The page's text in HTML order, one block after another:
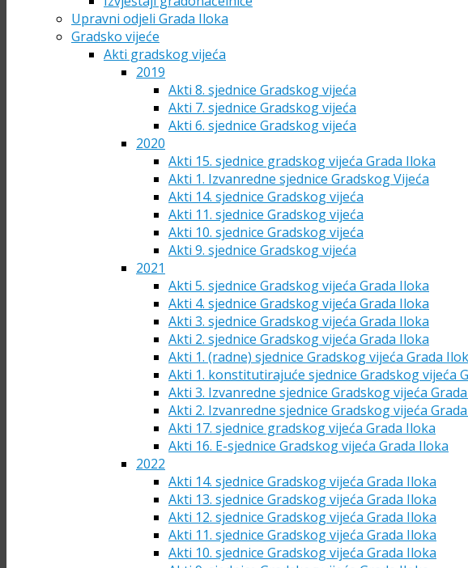
Upravni odjeli Grada Iloka
Gradsko vijeće
Akti gradskog vijeća
2019
Akti 8. sjednice Gradskog vijeća
Akti 7. sjednice Gradskog vijeća
Akti 6. sjednice Gradskog vijeća
2020
Akti 15. sjednice gradskog vijeća Grada Iloka
Akti 1. Izvanredne sjednice Gradskog Vijeća
Akti 14. sjednice Gradskog vijeća
Akti 11. sjednice Gradskog vijeća
Akti 10. sjednice Gradskog vijeća
Akti 9. sjednice Gradskog vijeća
2021
Akti 5. sjednice Gradskog vijeća Grada Iloka
Akti 4. sjednice Gradskog vijeća Grada Iloka
Akti 3. sjednice Gradskog vijeća Grada Iloka
Akti 2. sjednice Gradskog vijeća Grada Iloka
Akti 1. (radne) sjednice Gradskog vijeća Grada
Akti 1. konstitutirajuće sjednice Gradskog vijeća
Akti 3. Izvanredne sjednice Gradskog vijeća
Akti 2. Izvanredne sjednice Gradskog vijeća
Akti 17. sjednice gradskog vijeća Grada Iloka
Akti 16. E-sjednice Gradskog vijeća Grada Iloka
2022
Akti 14. sjednice Gradskog vijeća Grada Iloka
Akti 13. sjednice Gradskog vijeća Grada Iloka
Akti 12. sjednice Gradskog vijeća Grada Iloka
Akti 11. sjednice Gradskog vijeća Grada Iloka
Akti 10. sjednice Gradskog vijeća Grada Iloka